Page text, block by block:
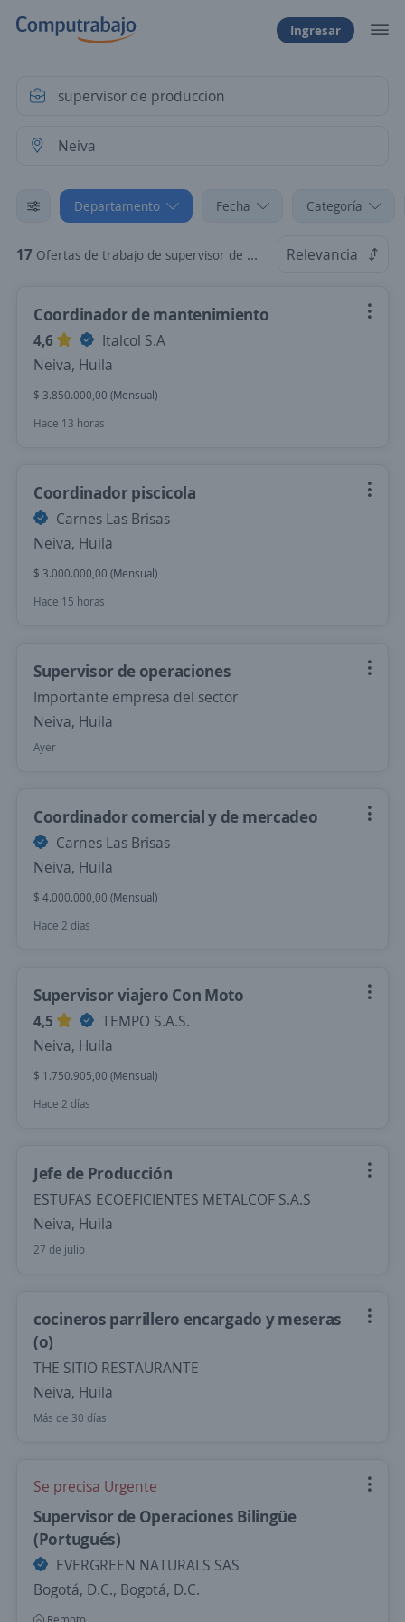
Ingresar
Departamento Fecha Categoría
17 Ofertas de trabajo de supervisor de produccion en Neiva, Huila Relevancia
Coordinador de mantenimiento
4,6
Italcol S.A
Neiva, Huila
$ 3.850.000,00 (Mensual)
Hace 13 horas
Coordinador piscicola
Carnes Las Brisas
Neiva, Huila
$ 3.000.000,00 (Mensual)
Hace 15 horas
Supervisor de operaciones
Importante empresa del sector
Neiva, Huila
Ayer
Coordinador comercial y de mercadeo
Carnes Las Brisas
Neiva, Huila
$ 4.000.000,00 (Mensual)
Hace 2 días
Supervisor viajero Con Moto
4,5
TEMPO S.A.S.
Neiva, Huila
$ 1.750.905,00 (Mensual)
Hace 2 días
Jefe de Producción
ESTUFAS ECOEFICIENTES METALCOF S.A.S
Neiva, Huila
27 de julio
cocineros parrillero encargado y meseras
(o)
THE SITIO RESTAURANTE
Neiva, Huila
Más de 30 días
Se precisa Urgente
Supervisor de Operaciones Bilingüe
(Portugués)
EVERGREEN NATURALS SAS
Bogotá, D.C., Bogotá, D.C.